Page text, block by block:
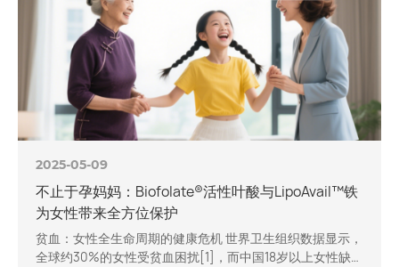
2025-05-09
不止于孕妈妈：Biofolate®活性叶酸与LipoAvail™铁
为女性带来全方位保护
贫血：女性全生命周期的健康危机 世界卫生组织数据显示，
全球约30%的女性受贫血困扰[1]，而中国18岁以上女性缺铁